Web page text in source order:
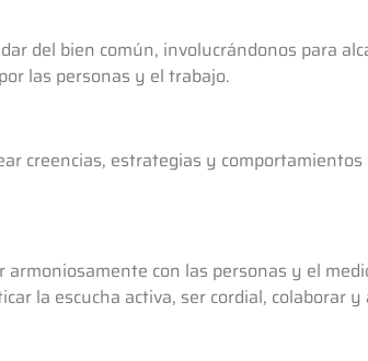
del bien común, involucrándonos para
las personas y el trabajo.
creencias, estrategias y
armoniosamente con las personas y el
la escucha activa, ser cordial, colaborar